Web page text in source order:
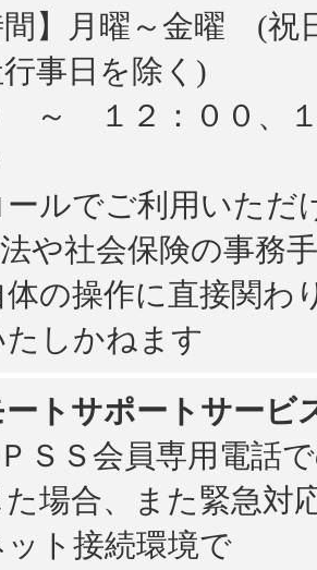
間】月曜～金曜 (祝
事日を除く)
～ １２：００、
ールでご利用いただ
や社会保険の事務
体の操作に直接関わ
しかねます
ートサポートサービ
ＰＳＳ会員専用電話
場合、また緊急対
ト接続環境で